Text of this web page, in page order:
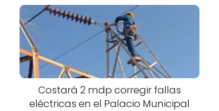
Costará 2 mdp corregir fallas
eléctricas en el Palacio Municipal